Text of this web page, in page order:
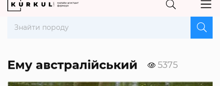
Ему австралійський 5375